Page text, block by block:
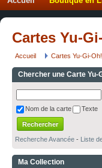
Cartes Yu-
Accueil Cartes Yu-Gi-Oh!
Chercher une Carte Yu-
Nom de la carte Texte
Recherche Avancée - Liste
Ma Collection